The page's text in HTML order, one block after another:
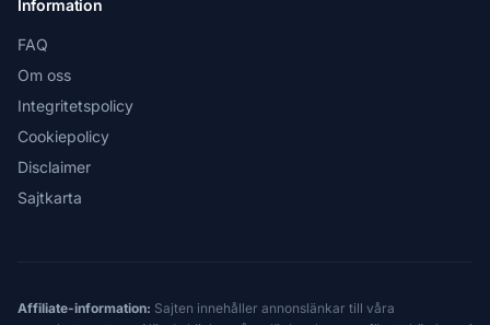
Information
FAQ
Om oss
Integritetspolicy
Cookiepolicy
Disclaimer
Sajtkarta
Affiliate-information: Sajten innehåller annonslänkar till våra